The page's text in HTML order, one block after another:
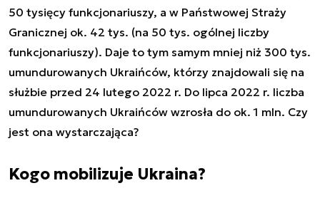
50 tysięcy funkcjonariuszy, a w Państwowej Straży
Granicznej ok. 42 tys. (na 50 tys. ogólnej liczby
funkcjonariuszy). Daje to tym samym mniej niż 300 tys.
umundurowanych Ukraińców, którzy znajdowali się na
służbie przed 24 lutego 2022 r. Do lipca 2022 r. liczba
umundurowanych Ukraińców wzrosła do ok. 1 mln. Czy
jest ona wystarczająca?
Kogo mobilizuje Ukraina?